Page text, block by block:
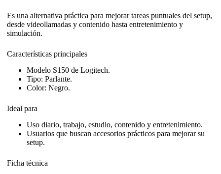
Es una alternativa práctica para mejorar tareas puntuales del setup,
desde videollamadas y contenido hasta entretenimiento y
simulación.
Características principales
Modelo S150 de Logitech.
Tipo: Parlante.
Color: Negro.
Ideal para
Uso diario, trabajo, estudio, contenido y entretenimiento.
Usuarios que buscan accesorios prácticos para mejorar su
setup.
Ficha técnica